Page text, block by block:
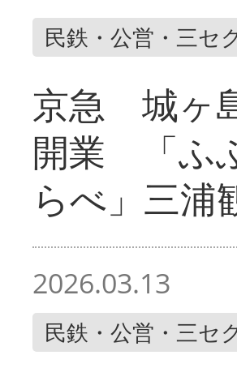
民鉄・公営・三セ
京急 城ヶ
開業 「ふ
らべ」三浦
2026.03.13
民鉄・公営・三セ